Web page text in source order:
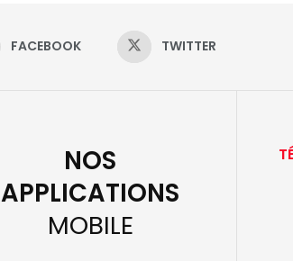
FACEBOOK TWITTER
NOS
APPLICATIONS
MOBILE